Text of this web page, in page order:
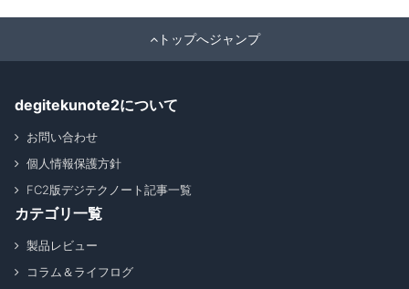
トップへジャンプ
degitekunote2について
お問い合わせ
個人情報保護方針
FC2版デジテクノート記事一覧
カテゴリ一覧
製品レビュー
コラム＆ライフログ